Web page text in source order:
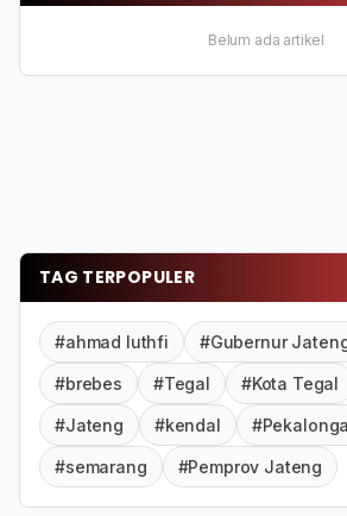
Belum ada artikel
TAG TERPOPULER
#ahmad luthfi #Gubernur
#brebes #Tegal #Kota Tegal
#Jateng #kendal
#semarang #Pemprov Jateng